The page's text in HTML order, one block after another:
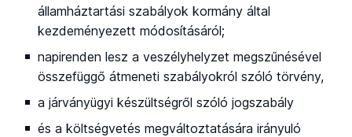
államháztartási szabályok kormány által
kezdeményezett módosításáról;
napirenden lesz a veszélyhelyzet megszűnésével
összefüggő átmeneti szabályokról szóló törvény,
a járványügyi készültségről szóló jogszabály
és a költségvetés megváltoztatására irányuló